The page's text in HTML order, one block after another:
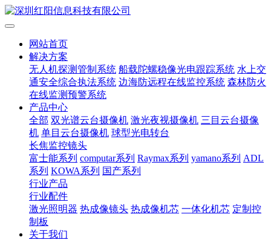
网站首页
解决方案
无人机探测管制系统 船载陀螺稳像光电跟踪系统 水上交
通安全综合执法系统 边海防远程在线监控系统 森林防火
在线监测预警系统
产品中心
全部 双光谱云台摄像机 激光夜视摄像机 三目云台摄像
机 单目云台摄像机 球型光电转台
长焦监控镜头
富士能系列 computar系列 Raymax系列 yamano系列 ADL
系列 KOWA系列 国产系列
行业产品
行业配件
激光照明器 热成像镜头 热成像机芯 一体化机芯 定制控
制板
关于我们